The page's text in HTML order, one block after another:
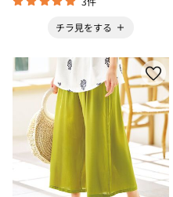
チラ見をする